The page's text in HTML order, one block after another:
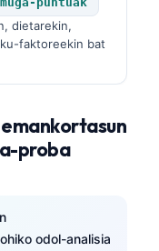
dietarekin,
faktoreekin bat
proba
odol-analisia